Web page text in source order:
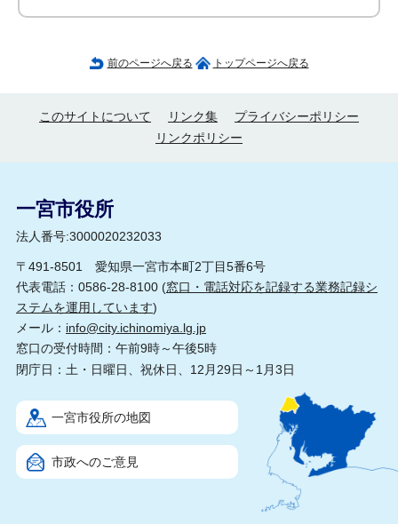
前のページへ戻る トップページへ戻る
このサイトについて リンク集
プライバシーポリシー
リンクポリシー
一宮市役所
法人番号:3000020232033
〒491-8501 愛知県一宮市本町2丁目5番6号
代表電話：0586-28-8100 (窓口・電話対応を記録する業務記録シ
ステムを運用しています)
メール： info@city.ichinomiya.lg.jp
窓口の受付時間：午前9時～午後5時
閉庁日：土・日曜日、祝休日、12月29日～1月3日
一宮市役所の地図
市政へのご意見